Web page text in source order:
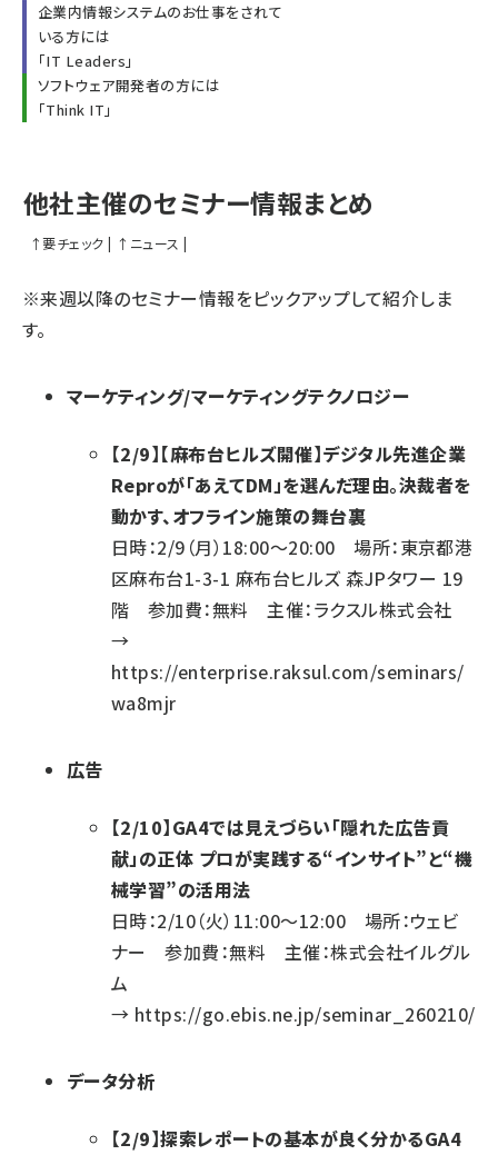
企業内情報システムのお仕事をされて
いる方には
「IT Leaders 」
ソフトウェア開発者の方には
「Think IT 」
他社主催のセミナー情報まとめ
↑要チェック | ↑ ニュース |
※来週以降のセミナー情報をピックアップして紹介しま
す。
マーケティング/マーケティングテクノロジー
【2/9】【麻布台ヒルズ開催】デジタル先進企業
Reproが「あえてDM」を選んだ理由。決裁者を
動かす、オフライン施策の舞台裏
日時：2/9（月）18:00～20:00 場所：東京都港
区麻布台1-3-1 麻布台ヒルズ 森JPタワー 19
階 参加費：無料 主催：ラクスル株式会社
→
https://enterprise.raksul.com/seminars/
wa8mjr
広告
【2/10】GA4では見えづらい「隠れた広告貢
献」の正体 プロが実践する“インサイト”と“機
械学習”の活用法
日時：2/10（火）11:00～12:00 場所：ウェビ
ナー 参加費：無料 主催：株式会社イルグル
ム
→ https://go.ebis.ne.jp/seminar_260210/
データ分析
【2/9】探索レポートの基本が良く分かるGA4